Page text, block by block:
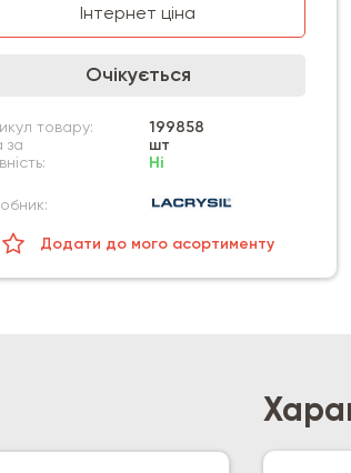
Інтернет ціна
Очікується
товару:
199858
за
шт
Ні
Додати до мого асортименту